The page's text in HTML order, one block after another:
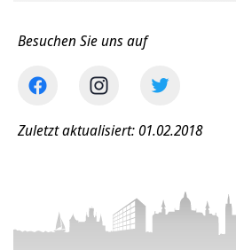
Besuchen Sie uns auf
Zuletzt aktualisiert: 01.02.2018